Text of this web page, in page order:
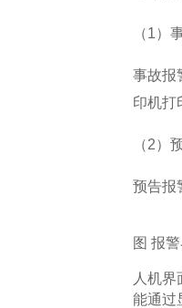
（1）
事故报
印机打
（2）
预告报
图 报
人机界
能通过